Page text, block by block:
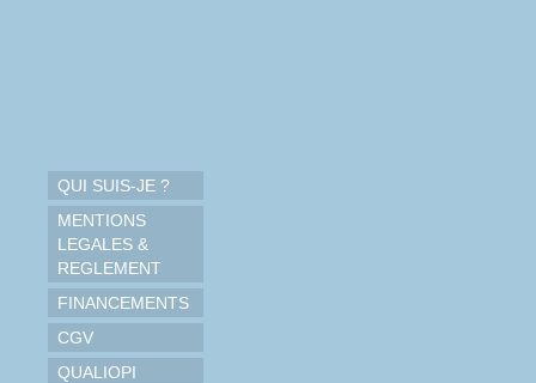
QUI SUIS-JE ?
MENTIONS
LEGALES &
REGLEMENT
FINANCEMENTS
CGV
QUALIOPI